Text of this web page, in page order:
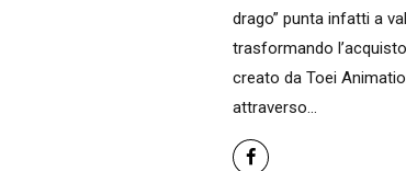
drago” punta infatti a
trasformando
creato da Toei
attraverso...